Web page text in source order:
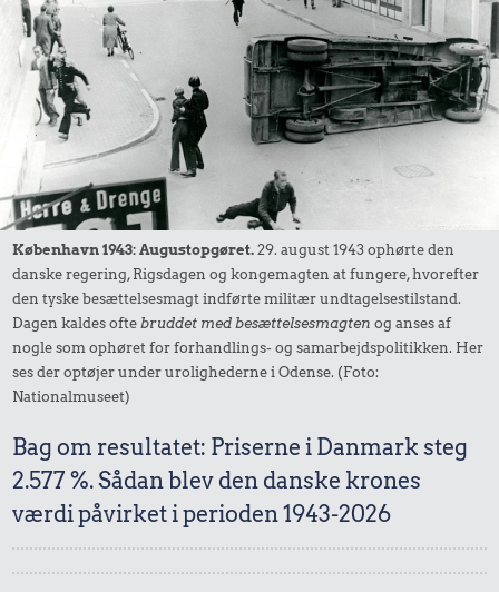
København 1943: Augustopgøret.29. august 1943 ophørte den
danske regering, Rigsdagen og kongemagten at fungere, hvorefter
den tyske besættelsesmagt indførte militær undtagelsestilstand.
Dagen kaldes ofte bruddet med besættelsesmagten og anses af
nogle som ophøret for forhandlings- og samarbejdspolitikken. Her
ses der optøjer under urolighederne i Odense. (Foto:
Nationalmuseet)
Bag om resultatet: Priserne i Danmark steg
2.577 %. Sådan blev den danske krones
værdi påvirket i perioden 1943-2026